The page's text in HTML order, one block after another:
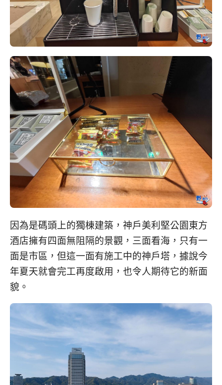
因為是碼頭上的獨棟建築，神戶美利堅公園東方
酒店擁有四面無阻隔的景觀，三面看海，只有一
面是市區，但這一面有施工中的神戶塔，據說今
年夏天就會完工再度啟用，也令人期待它的新面
貌。